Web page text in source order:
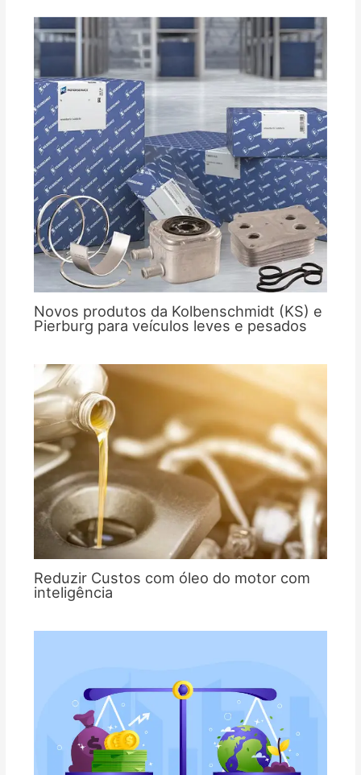
Novos produtos da Kolbenschmidt (KS) e
Pierburg para veículos leves e pesados
Reduzir Custos com óleo do motor com
inteligência